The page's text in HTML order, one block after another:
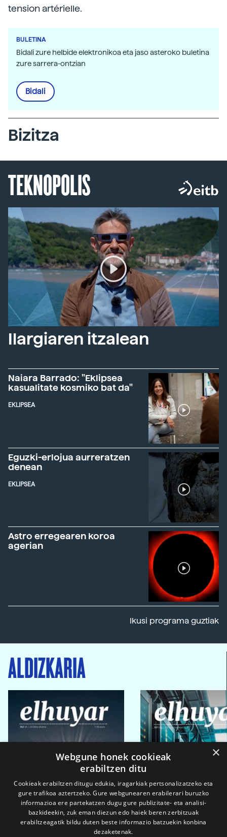
tension artérielle.
BULETINA
Bidali zure helbide elektronikoa eta jaso asteroko buletina
zure sarrera-ontzian
Bidali
Bizitza
TEKNOPOLIS
Ilargiaren itzalean
Naiara Barrado: "Eklipsea
kasualitate kosmiko bat da"
EKLIPSEA
Eguzki-erlojua aurreratzen
denean
EKLIPSEA
Astro erregearen koroa
agerian
Ikusi programa guztiak
ALDIZKARIA
×
Webgune honek cookieak
erabiltzen ditu
Cookieak erabiltzen ditugu edukia, iragarkiak pertsonalizatzeko eta
gure trafikoa aztertzeko. Gure webgunearen erabilerari buruzko
informazioa ere partekatzen dugu gure publizitate- eta analisi-
bazkideekin, zuk eman diezun edo haiek beren zerbitzuak
erabiltzeagatik bildu duten beste informazio batzuekin konbina
dezaketenak.